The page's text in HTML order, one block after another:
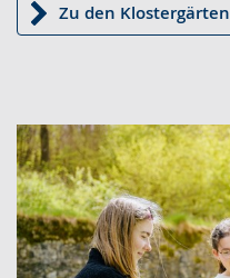
Zu den Klostergärten